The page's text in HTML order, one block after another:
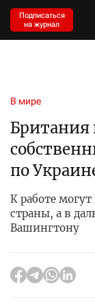
Подписаться
на журнал
В мире
Британия
по
К работе
страны, а в
Вашингтону